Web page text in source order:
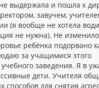
выдержала и пошла к
завучем,
(я вообще не хотела
не нужна). Не
ребёнка подорвано
за учащимися этого
заведения. Я в
дети. Учителя
способов для снятия